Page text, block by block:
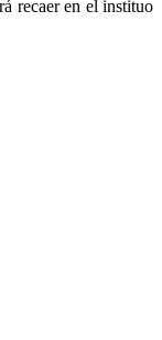
recaer en el instituo